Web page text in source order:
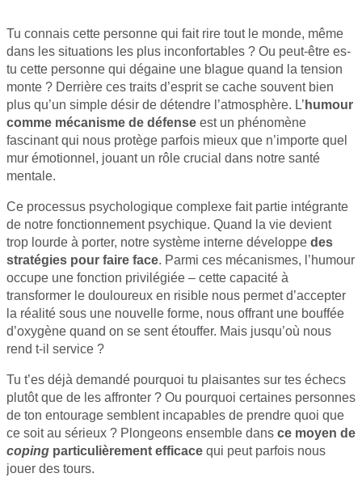
Tu connais cette personne qui fait rire tout le monde, même
dans les situations les plus inconfortables ? Ou peut-être es-
tu cette personne qui dégaine une blague quand la tension
monte ? Derrière ces traits d’esprit se cache souvent bien
plus qu’un simple désir de détendre l’atmosphère. L’humour
comme mécanisme de défense est un phénomène
fascinant qui nous protège parfois mieux que n’importe quel
mur émotionnel, jouant un rôle crucial dans notre santé
mentale.
Ce processus psychologique complexe fait partie intégrante
de notre fonctionnement psychique. Quand la vie devient
trop lourde à porter, notre système interne développe des
stratégies pour faire face. Parmi ces mécanismes, l’humour
occupe une fonction privilégiée – cette capacité à
transformer le douloureux en risible nous permet d’accepter
la réalité sous une nouvelle forme, nous offrant une bouffée
d’oxygène quand on se sent étouffer. Mais jusqu’où nous
rend t-il service ?
Tu t’es déjà demandé pourquoi tu plaisantes sur tes échecs
plutôt que de les affronter ? Ou pourquoi certaines personnes
de ton entourage semblent incapables de prendre quoi que
ce soit au sérieux ? Plongeons ensemble dans ce moyen de
coping particulièrement efficace qui peut parfois nous
jouer des tours.